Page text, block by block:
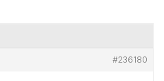
#236180